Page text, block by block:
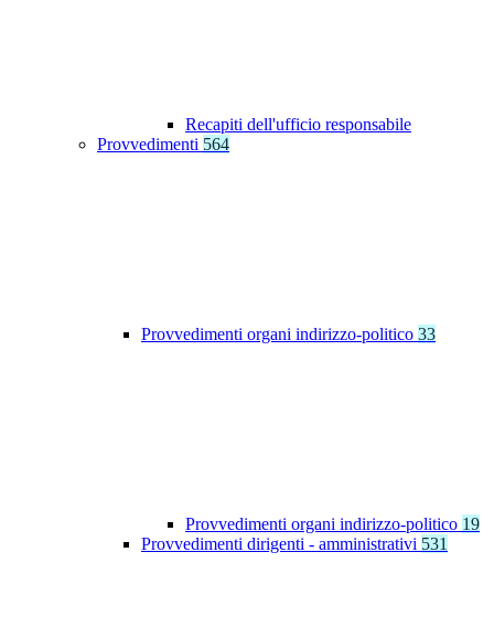
Recapiti dell'ufficio responsabile
Provvedimenti 564
Provvedimenti organi indirizzo-politico 33
Provvedimenti organi indirizzo-politico 19
Provvedimenti dirigenti - amministrativi 531